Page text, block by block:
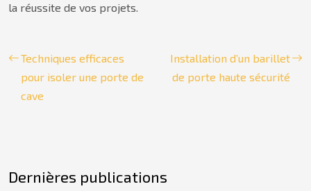
la réussite de vos projets.
Techniques efficaces
pour isoler une porte de
cave
Installation d’un barillet
de porte haute sécurité
Dernières publications